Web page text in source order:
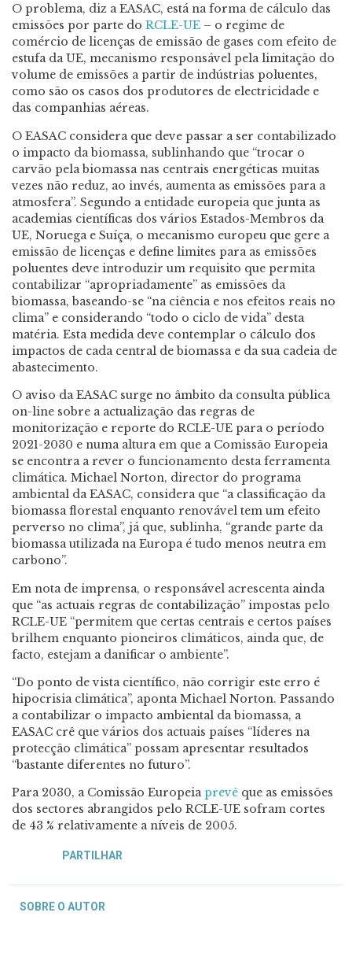
O problema, diz a EASAC, está na forma de cálculo das
emissões por parte do RCLE-UE – o regime de
comércio de licenças de emissão de gases com efeito de
estufa da UE, mecanismo responsável pela limitação do
volume de emissões a partir de indústrias poluentes,
como são os casos dos produtores de electricidade e
das companhias aéreas.
O EASAC considera que deve passar a ser contabilizado
o impacto da biomassa, sublinhando que “trocar o
carvão pela biomassa nas centrais energéticas muitas
vezes não reduz, ao invés, aumenta as emissões para a
atmosfera”. Segundo a entidade europeia que junta as
academias científicas dos vários Estados-Membros da
UE, Noruega e Suíça, o mecanismo europeu que gere a
emissão de licenças e define limites para as emissões
poluentes deve introduzir um requisito que permita
contabilizar “apropriadamente” as emissões da
biomassa, baseando-se “na ciência e nos efeitos reais no
clima” e considerando “todo o ciclo de vida” desta
matéria. Esta medida deve contemplar o cálculo dos
impactos de cada central de biomassa e da sua cadeia de
abastecimento.
O aviso da EASAC surge no âmbito da consulta pública
on-line sobre a actualização das regras de
monitorização e reporte do RCLE-UE para o período
2021-2030 e numa altura em que a Comissão Europeia
se encontra a rever o funcionamento desta ferramenta
climática. Michael Norton, director do programa
ambiental da EASAC, considera que “a classificação da
biomassa florestal enquanto renovável tem um efeito
perverso no clima”, já que, sublinha, “grande parte da
biomassa utilizada na Europa é tudo menos neutra em
carbono”.
Em nota de imprensa, o responsável acrescenta ainda
que “as actuais regras de contabilização” impostas pelo
RCLE-UE “permitem que certas centrais e certos países
brilhem enquanto pioneiros climáticos, ainda que, de
facto, estejam a danificar o ambiente”.
“Do ponto de vista científico, não corrigir este erro é
hipocrisia climática”, aponta Michael Norton. Passando
a contabilizar o impacto ambiental da biomassa, a
EASAC crê que vários dos actuais países “líderes na
protecção climática” possam apresentar resultados
“bastante diferentes no futuro”.
Para 2030, a Comissão Europeiaprevê que as emissões
dos sectores abrangidos pelo RCLE-UE sofram cortes
de 43 % relativamente a níveis de 2005.
PARTILHAR
SOBRE O AUTOR